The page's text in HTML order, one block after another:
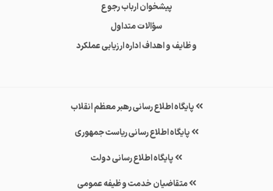
پیشخوان ارباب رجوع
سؤالات متداول
وظایف و اهداف اداره ارزیابی عملکرد
پایگاه اطلاع رسانی رهبر معظم انقلاب
پایگاه اطلاع رسانی ریاست جمهوری
پایگاه اطلاع رسانی دولت
متقاضیان خدمت وظیفه عمومی